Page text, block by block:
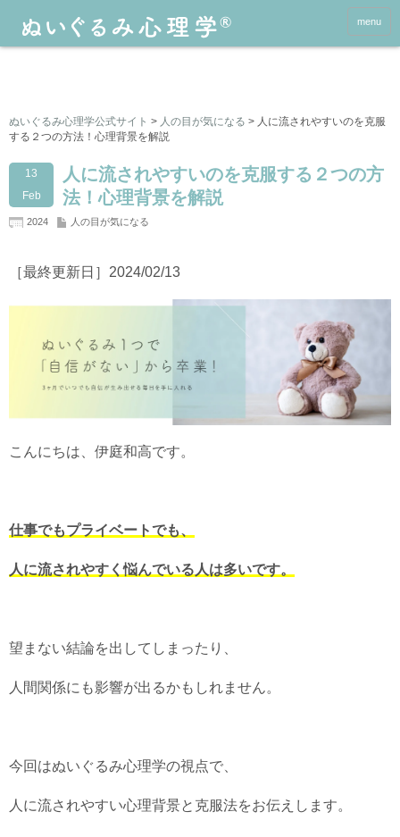
menu
ぬいぐるみ心理学公式サイト > 人の目が気になる > 人に流されやすいのを克服
する２つの方法！心理背景を解説
13
Feb
人に流されやすいのを克服する２つの方
法！心理背景を解説
2024 人の目が気になる
［最終更新日］2024/02/13
こんにちは、伊庭和高です。
仕事でもプライベートでも、
人に流されやすく悩んでいる人は多いです。
望まない結論を出してしまったり、
人間関係にも影響が出るかもしれません。
今回はぬいぐるみ心理学の視点で、
人に流されやすい心理背景と克服法をお伝えします。